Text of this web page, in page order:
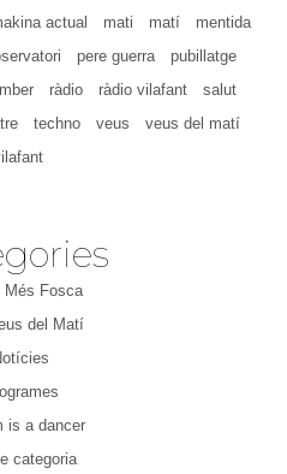
actual mati matí
mentida
pere guerra
pubillatge
ràdio ràdio vilafant
salut
techno veus
veus del matí
Més Fosca
del Matí
is a dancer
categoria